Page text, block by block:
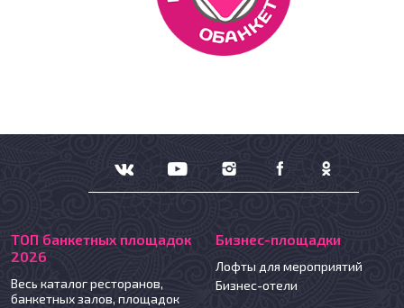
ТОП банкетных площадок
2026
Весь каталог ресторанов,
банкетных залов, площадок
Бизнес-площадки
Лофты для мероприятий
Бизнес-отели